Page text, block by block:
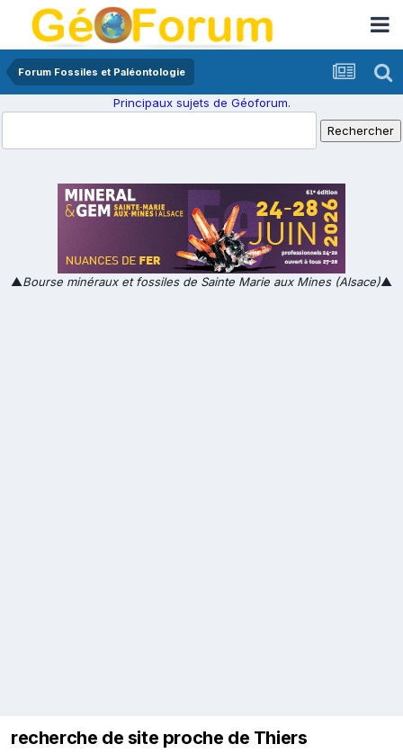
Forum Fossiles et Paléontologie
Principaux sujets de Géoforum.
▲Bourse minéraux et fossiles de Sainte Marie aux Mines (Alsace)▲
recherche de site proche de Thiers